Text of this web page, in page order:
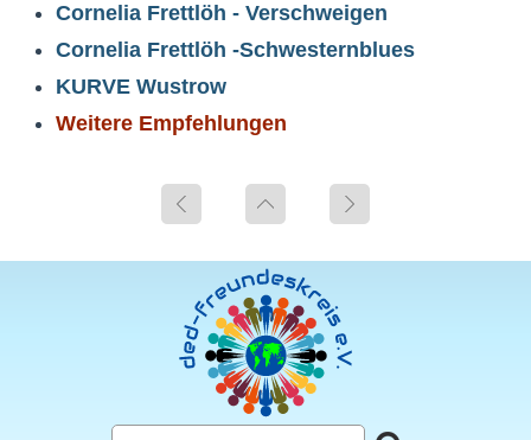
Cornelia Frettlöh - Verschweigen
Cornelia Frettlöh -Schwesternblues
KURVE Wustrow
Weitere Empfehlungen